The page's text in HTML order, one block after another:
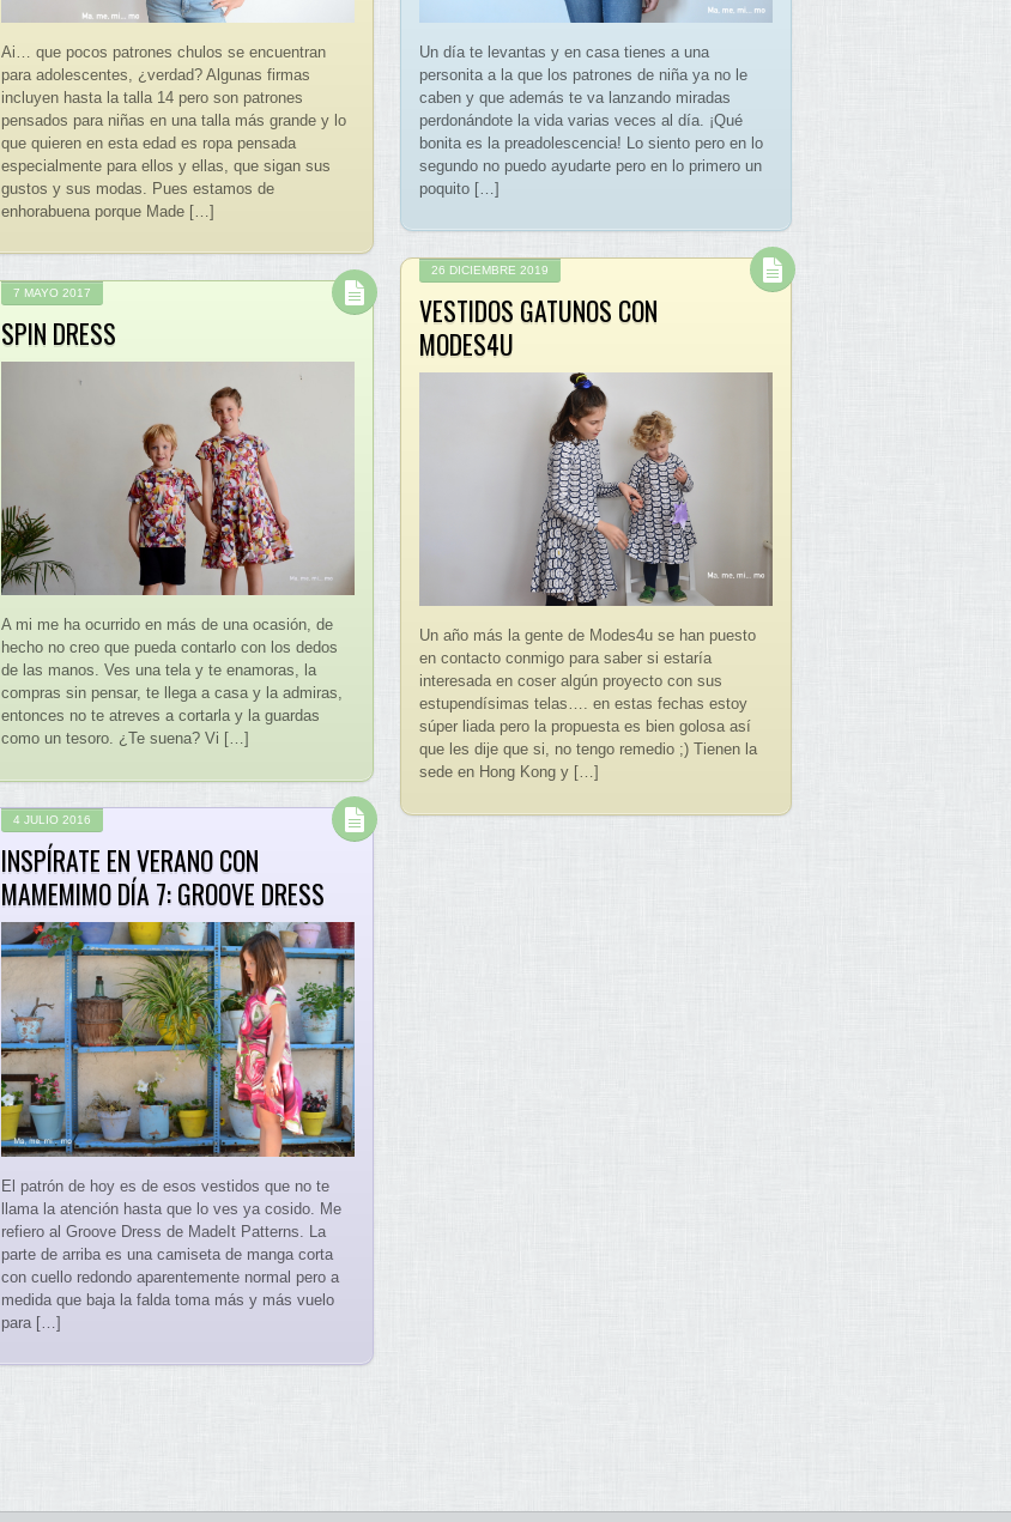
Ai… que pocos patrones chulos se encuentran
para adolescentes, ¿verdad? Algunas firmas
incluyen hasta la talla 14 pero son patrones
pensados para niñas en una talla más grande y lo
que quieren en esta edad es ropa pensada
especialmente para ellos y ellas, que sigan sus
gustos y sus modas. Pues estamos de
enhorabuena porque Made […]
Un día te levantas y en casa tienes a una
personita a la que los patrones de niña ya no le
caben y que además te va lanzando miradas
perdonándote la vida varias veces al día. ¡Qué
bonita es la preadolescencia! Lo siento pero en lo
segundo no puedo ayudarte pero en lo primero un
poquito […]
26 DICIEMBRE 2019
VESTIDOS GATUNOS CON
MODES4U
Un año más la gente de Modes4u se han puesto
en contacto conmigo para saber si estaría
interesada en coser algún proyecto con sus
estupendísimas telas…. en estas fechas estoy
súper liada pero la propuesta es bien golosa así
que les dije que si, no tengo remedio ;) Tienen la
sede en Hong Kong y […]
7 MAYO 2017
SPIN DRESS
A mi me ha ocurrido en más de una ocasión, de
hecho no creo que pueda contarlo con los dedos
de las manos. Ves una tela y te enamoras, la
compras sin pensar, te llega a casa y la admiras,
entonces no te atreves a cortarla y la guardas
como un tesoro. ¿Te suena? Vi […]
4 JULIO 2016
INSPÍRATE EN VERANO CON
MAMEMIMO DÍA 7: GROOVE DRESS
El patrón de hoy es de esos vestidos que no te
llama la atención hasta que lo ves ya cosido. Me
refiero al Groove Dress de MadeIt Patterns. La
parte de arriba es una camiseta de manga corta
con cuello redondo aparentemente normal pero a
medida que baja la falda toma más y más vuelo
para […]